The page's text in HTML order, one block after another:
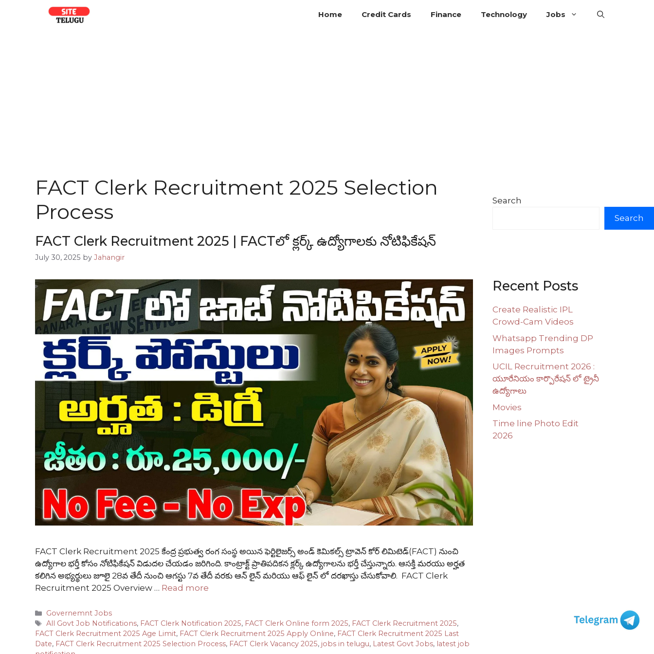
Home Credit Cards Finance Technology Jobs
FACT Clerk Recruitment 2025 Selection
Process
FACT Clerk Recruitment 2025 | FACTలో క్లర్క్ ఉద్యోగాలకు నోటిఫికేషన్
July 30, 2025 by Jahangir
FACT Clerk Recruitment 2025 కేంద్ర ప్రభుత్వ రంగ సంస్థ అయిన ఫెర్టిలైజర్స్ అండ్ కెమికల్స్ ట్రావెన్ కోర్ లిమిటెడ్(FACT) నుంచి
ఉద్యోగాల భర్తీ కోసం నోటిఫికేషన్ విడుదల చేయడం జరిగింది. కాంట్రాక్ట్ ప్రాతిపదికన క్లర్క్ ఉద్యోగాలను భర్తీ చేస్తున్నారు. ఆసక్తి మరయు అర్హత
కలిగిన అభ్యర్థులు జూలై 28వ తేదీ నుంచి ఆగస్టు 7వ తేదీ వరకు ఆన్ లైన్ మరియు ఆఫ్ లైన్ లో దరఖాస్తు చేసుకోవాలి. FACT Clerk
Recruitment 2025 Overview … Read more
Categories
Governemnt Jobs
Tags
All Govt Job Notifications, FACT Clerk Notification 2025, FACT Clerk Online form 2025, FACT Clerk Recruitment 2025,
FACT Clerk Recruitment 2025 Age Limit, FACT Clerk Recruitment 2025 Apply Online, FACT Clerk Recruitment 2025 Last
Date, FACT Clerk Recruitment 2025 Selection Process, FACT Clerk Vacancy 2025, jobs in telugu, Latest Govt Jobs, latest job
Search
Search
Recent Posts
Create Realistic IPL
Crowd-Cam Videos
Whatsapp Trending DP
Images Prompts
UCIL Recruitment 2026 :
యూరేనియం కార్పొరేషన్ లో ట్రైనీ
ఉద్యోగాలు
Movies
Time line Photo Edit
2026